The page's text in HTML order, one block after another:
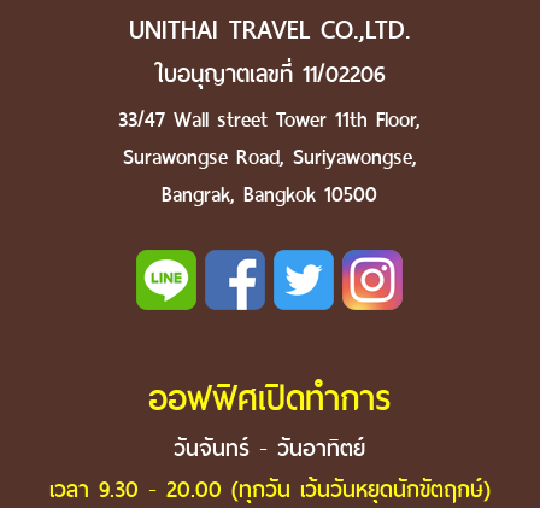
UNITHAI TRAVEL CO.,LTD.
ใบอนุญาตเลขที่ 11/02206
33/47 Wall street Tower 11th Floor,
Surawongse Road, Suriyawongse,
Bangrak, Bangkok 10500
ออฟฟิศเปิดทำการ
วันจันทร์ - วันอาทิตย์
เวลา 9.30 - 20.00 (ทุกวัน เว้นวันหยุดนักขัตฤกษ์)